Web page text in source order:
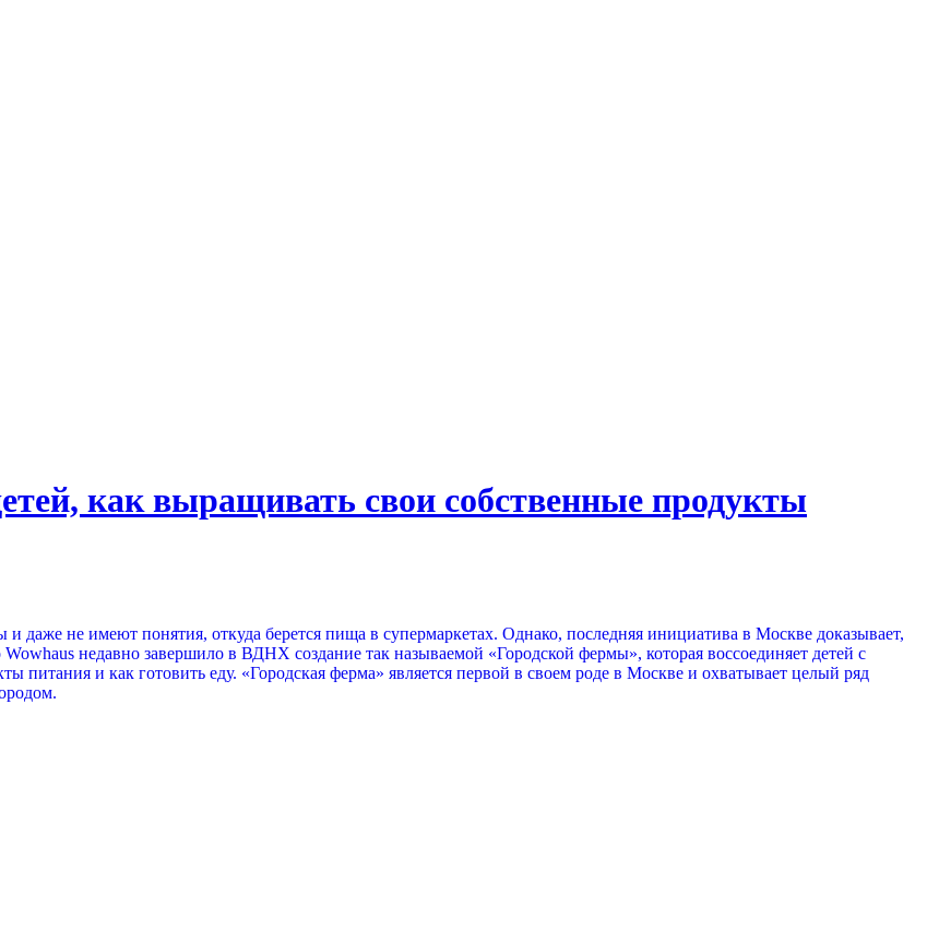
как выращивать свои собственные продукты
даже не имеют понятия, откуда берется пища в супермаркетах. Однако, последняя инициатива в Москве доказывает,
недавно завершило в ВДНХ создание так называемой «Городской фермы», которая воссоединяет детей с
питания и как готовить еду. «Городская ферма» является первой в своем роде в Москве и охватывает целый ряд